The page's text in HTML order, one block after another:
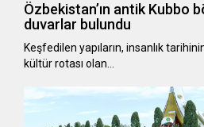
Özbekistan’ın antik Kubbo
duvarlar bulundu
Keşfedilen yapıların, insanlık
kültür rotası olan…